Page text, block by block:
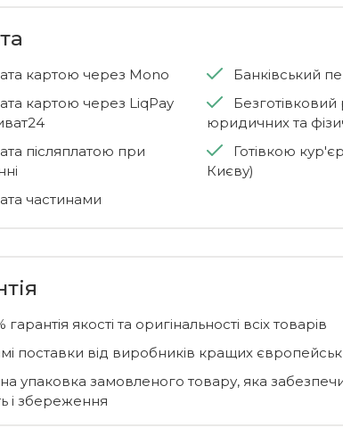
картою через Mono
картою через LiqPay
післяплатою при
частинами
Банківський
юридичних та
Готівкою
Києву)
гарантія якості та оригінальності всіх товарів
поставки від виробників кращих
упаковка замовленого товару, яка
і збереження